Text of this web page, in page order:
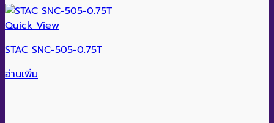
Quick View
STAC SNC-505-0.75T
อ่านเพิ่ม